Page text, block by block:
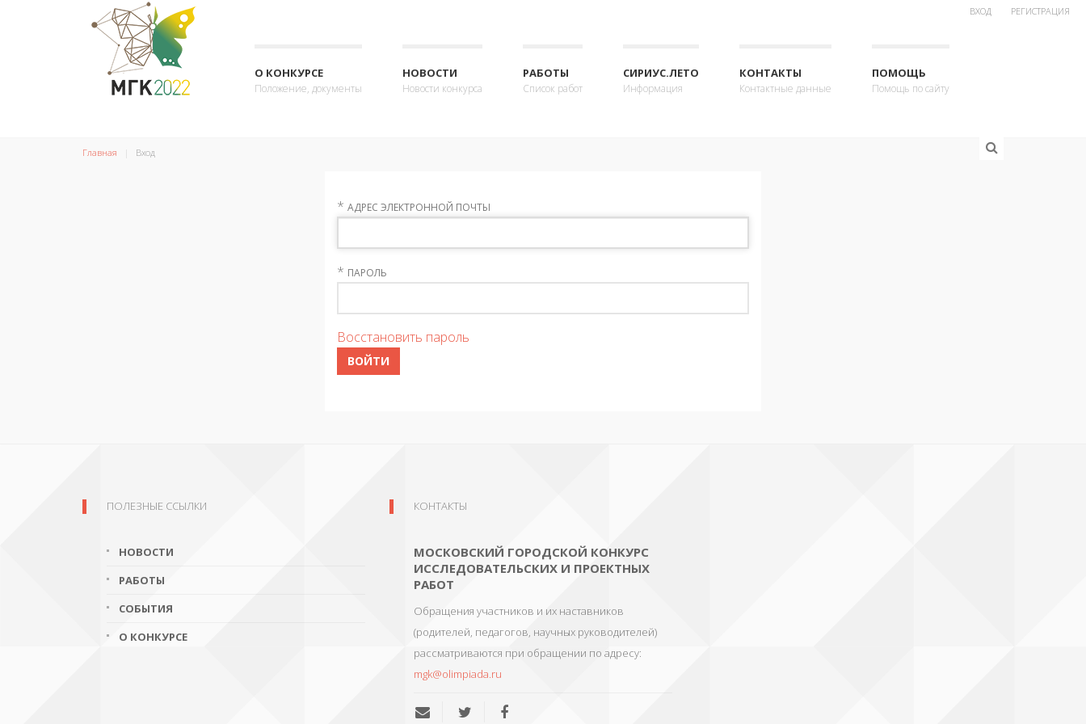
ВХОД РЕГИСТРАЦИЯ
О КОНКУРСЕ
Положение, документы
НОВОСТИ
Новости конкурса
РАБОТЫ
Список работ
СИРИУС.ЛЕТО
Информация
КОНТАКТЫ
Контактные данные
ПОМОЩЬ
Помощь по сайту
Главная Вход
* АДРЕС ЭЛЕКТРОННОЙ ПОЧТЫ
* ПАРОЛЬ
Восстановить пароль
ВОЙТИ
ПОЛЕЗНЫЕ ССЫЛКИ
НОВОСТИ
РАБОТЫ
СОБЫТИЯ
О КОНКУРСЕ
КОНТАКТЫ
МОСКОВСКИЙ ГОРОДСКОЙ КОНКУРС
ИССЛЕДОВАТЕЛЬСКИХ И ПРОЕКТНЫХ
РАБОТ
Обращения участников и их наставников
(родителей, педагогов, научных руководителей)
рассматриваются при обращении по адресу:
mgk@olimpiada.ru